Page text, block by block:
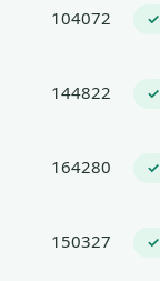
104072 ✓
144822 ✓
164280 ✓
150327 ✓